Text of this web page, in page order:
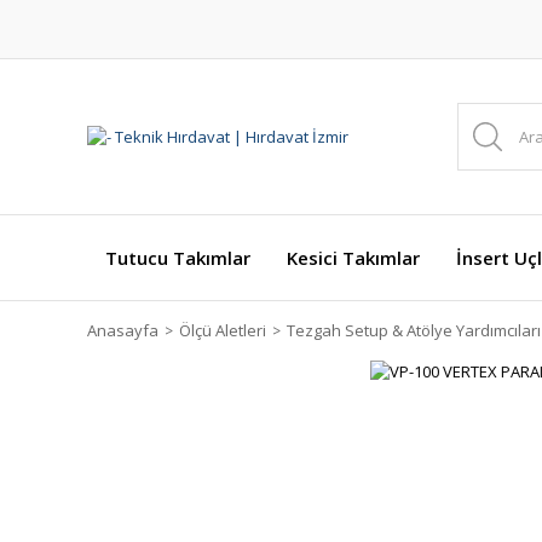
Tutucu Takımlar Kesici Takımlar İnsert
Anasayfa Ölçü Aletleri Tezgah Setup & Atölye Yardımcıları